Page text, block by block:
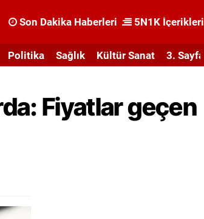
Son Dakika Haberleri 5N1K İçerikleri
Politika Sağlık Kültür Sanat 3. Sayfa
Fiyatlar geçen